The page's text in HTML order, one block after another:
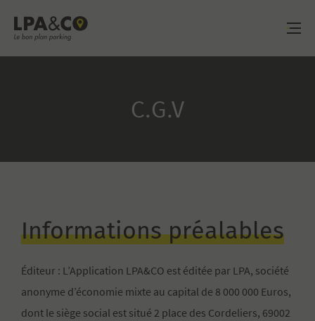
LPA&CO
C.G.V
Informations préalables
Éditeur : L’Application LPA&CO est éditée par LPA, société
anonyme d’économie mixte au capital de 8 000 000 Euros,
dont le siège social est situé 2 place des Cordeliers, 69002